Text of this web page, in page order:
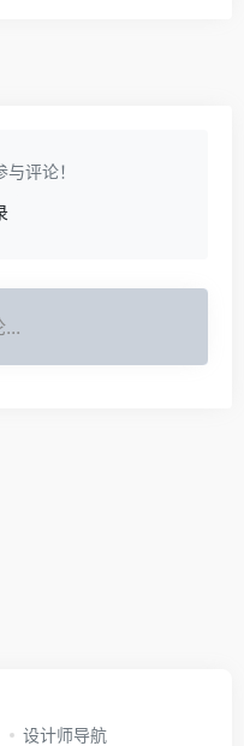
评论！
设计师导航